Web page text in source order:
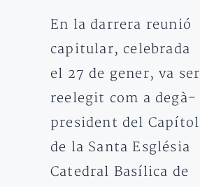
En la darrera reunió
capitular, celebrada
el 27 de gener, va ser
reelegit com a degà-
president del Capítol
de la Santa Església
Catedral Basílica de